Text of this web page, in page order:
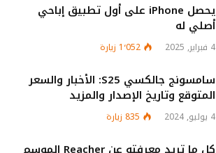
يحصل iPhone على أول تطبيق إباحي
أصلي له
4 فبراير, 2025 1٬052 زيارة
سامسونج جالكسي S25: الأخبار والسعر
المتوقع وتاريخ الإصدار والمزيد
4 يوليو, 2024 835 زيارة